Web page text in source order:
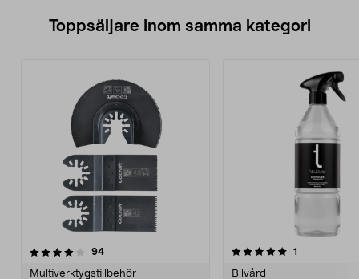
Toppsäljare inom samma kategori
94recensioner
Multiverktygstillbehör
5.0 av 5 stjärnor 1
Bilvård
4.0 av 5 stjärnor